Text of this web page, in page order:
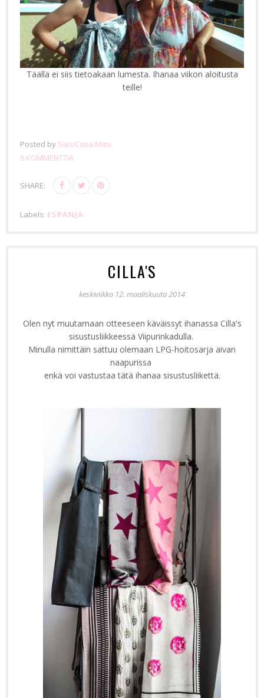
Täällä ei siis tietoakaan lumesta. Ihanaa viikon aloitusta
teille!
Posted by Sari/Casa Mimi
6 KOMMENTTIA
SHARE:
Labels: ESPANJA
CILLA'S
keskiviikko 12. maaliskuuta 2014
Olen nyt muutamaan otteeseen käväissyt ihanassa Cilla's
sisustusliikkeessä Viipurinkadulla.
Minulla nimittäin sattuu olemaan LPG-hoitosarja aivan
naapurissa
enkä voi vastustaa tätä ihanaa sisustusliikettä.